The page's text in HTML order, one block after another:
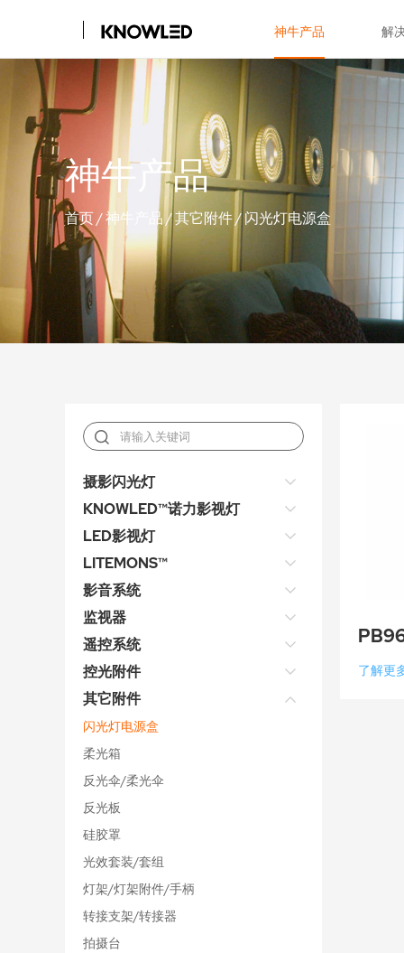
神牛产品 解
神牛产品
首页/神牛产品/其它附件/闪光灯电源盒
摄影闪光灯
KNOWLED™诺力影视灯
LED影视灯
LITEMONS™
影音系统
监视器
遥控系统
控光附件
其它附件
闪光灯电源盒
柔光箱
反光伞/柔光伞
反光板
硅胶罩
光效套装/套组
灯架/灯架附件/手柄
转接支架/转接器
拍摄台
了解更